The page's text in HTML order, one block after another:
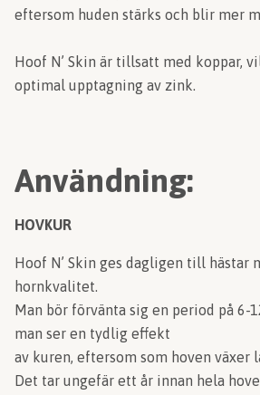
eftersom huden stärks och blir mer
Hoof N’ Skin är tillsatt med koppar,
optimal upptagning av zink.
Användning:
HOVKUR
Hoof N’ Skin ges dagligen till hästar
hornkvalitet.
Man bör förvänta sig en period på 6-
man ser en tydlig effekt
av kuren, eftersom som hoven växer
Det tar ungefär ett år innan hela